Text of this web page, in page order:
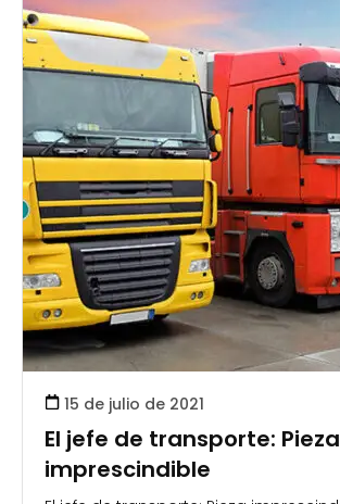
15 de julio de 2021
El jefe de transporte: Pieza
imprescindible